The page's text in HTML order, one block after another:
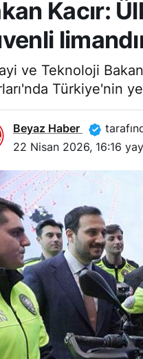
Kacır:
ve Teknoloji
Türkiye'nin
Beyaz Haber
22 Nisan 2026, 16:16